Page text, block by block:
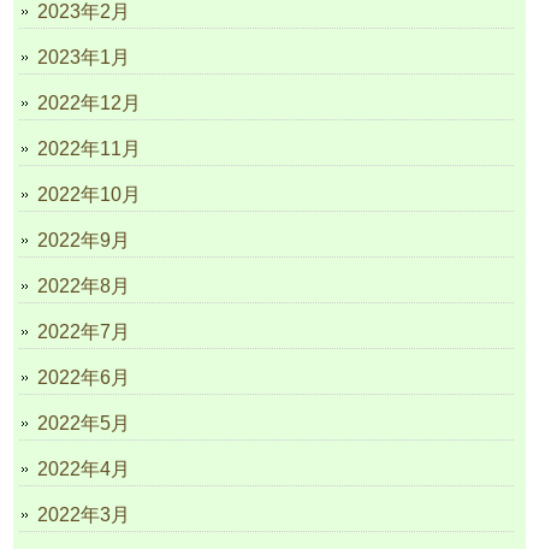
2023年2月
2023年1月
2022年12月
2022年11月
2022年10月
2022年9月
2022年8月
2022年7月
2022年6月
2022年5月
2022年4月
2022年3月